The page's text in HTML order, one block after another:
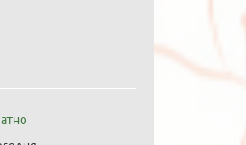
Отмена